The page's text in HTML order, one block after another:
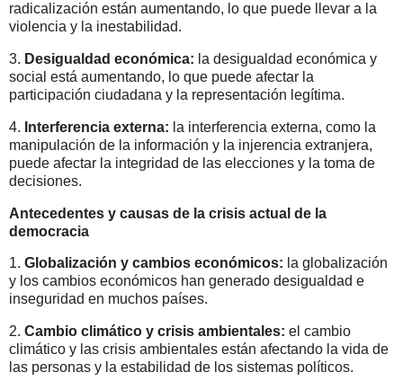
radicalización están aumentando, lo que puede llevar a la
violencia y la inestabilidad.
3. Desigualdad económica: la desigualdad económica y
social está aumentando, lo que puede afectar la
participación ciudadana y la representación legítima.
4. Interferencia externa: la interferencia externa, como la
manipulación de la información y la injerencia extranjera,
puede afectar la integridad de las elecciones y la toma de
decisiones.
Antecedentes y causas de la crisis actual de la
democracia
1. Globalización y cambios económicos: la globalización
y los cambios económicos han generado desigualdad e
inseguridad en muchos países.
2. Cambio climático y crisis ambientales: el cambio
climático y las crisis ambientales están afectando la vida de
las personas y la estabilidad de los sistemas políticos.